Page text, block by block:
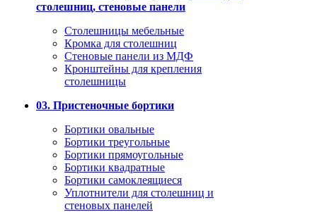
столешниц, стеновые панели
Столешницы мебельные
Кромка для столешниц
Стеновые панели из МДФ
Кронштейны для крепления
столешницы
03. Пристеночные бортики
Бортики овальные
Бортики треугольные
Бортики прямоугольные
Бортики квадратные
Бортики самоклеящиеся
Уплотнители для столешниц и
стеновых панелей